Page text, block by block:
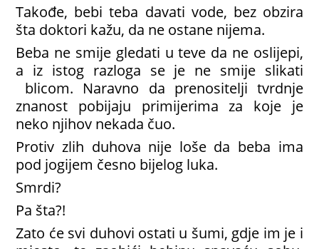
Takođe, bebi teba davati vode, bez obzira
šta doktori kažu, da ne ostane nijema.
Beba ne smije gledati u teve da ne oslijepi,
a iz istog razloga se je ne smije slikati
blicom. Naravno da prenositelji tvrdnje
znanost pobijaju primijerima za koje je
neko njihov nekada čuo.
Protiv zlih duhova nije loše da beba ima
pod jogijem česno bijelog luka.
Smrdi?
Pa šta?!
Zato će svi duhovi ostati u šumi, gdje im je i